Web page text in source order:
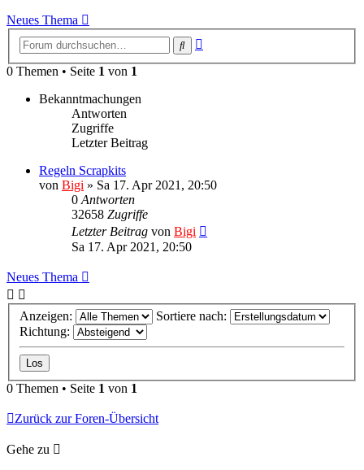
Neues Thema
Suche
0 Themen • Seite 1 von 1
Bekanntmachungen
Antworten
Zugriffe
Letzter Beitrag
Regeln Scrapkits
von Bigi » Sa 17. Apr 2021, 20:50
0 Antworten
32658 Zugriffe
Letzter Beitrag von Bigi
Sa 17. Apr 2021, 20:50
Neues Thema
Anzeigen:
Sortiere nach:
Richtung:
0 Themen • Seite 1 von 1
Zurück zur Foren-Übersicht
Gehe zu